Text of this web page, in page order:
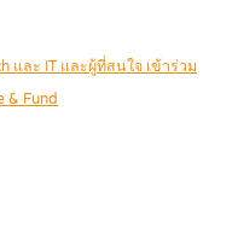
และ IT และผู้ที่สนใจ เข้าร่วม
& Fund